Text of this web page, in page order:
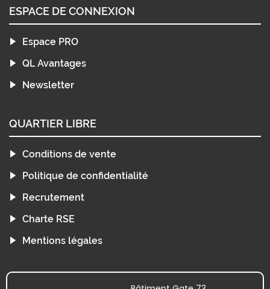
ESPACE DE CONNEXION
Espace PRO
QL Avantages
Newsletter
QUARTIER LIBRE
Conditions de vente
Politique de confidentialité
Recrutement
Charte RSE
Mentions légales